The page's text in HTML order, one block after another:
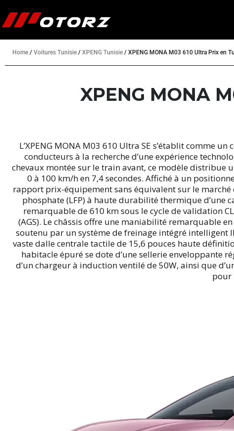
Home / Voitures Tunisie / XPENG Tunisie / XPENG MONA M03 610 Ultra Prix en
XPENG MONA
L’XPENG MONA M03 610 Ultra SE s’établit comme
conducteurs à la recherche d’une expérience
chevaux montée sur le train avant, ce modèle
0 à 100 km/h en 7,4 secondes. Affiché à un
rapport prix-équipement sans équivalent sur le
phosphate (LFP) à haute durabilité thermique d’une
remarquable de 610 km sous le cycle de validation
(AGS). Le châssis offre une maniabilité remarquable
soutenu par un système de freinage intégré intelligent
vaste dalle centrale tactile de 15,6 pouces haute
habitacle épuré se dote d’une sellerie enveloppante
d’un chargeur à induction ventilé de 50W, ainsi que
pour